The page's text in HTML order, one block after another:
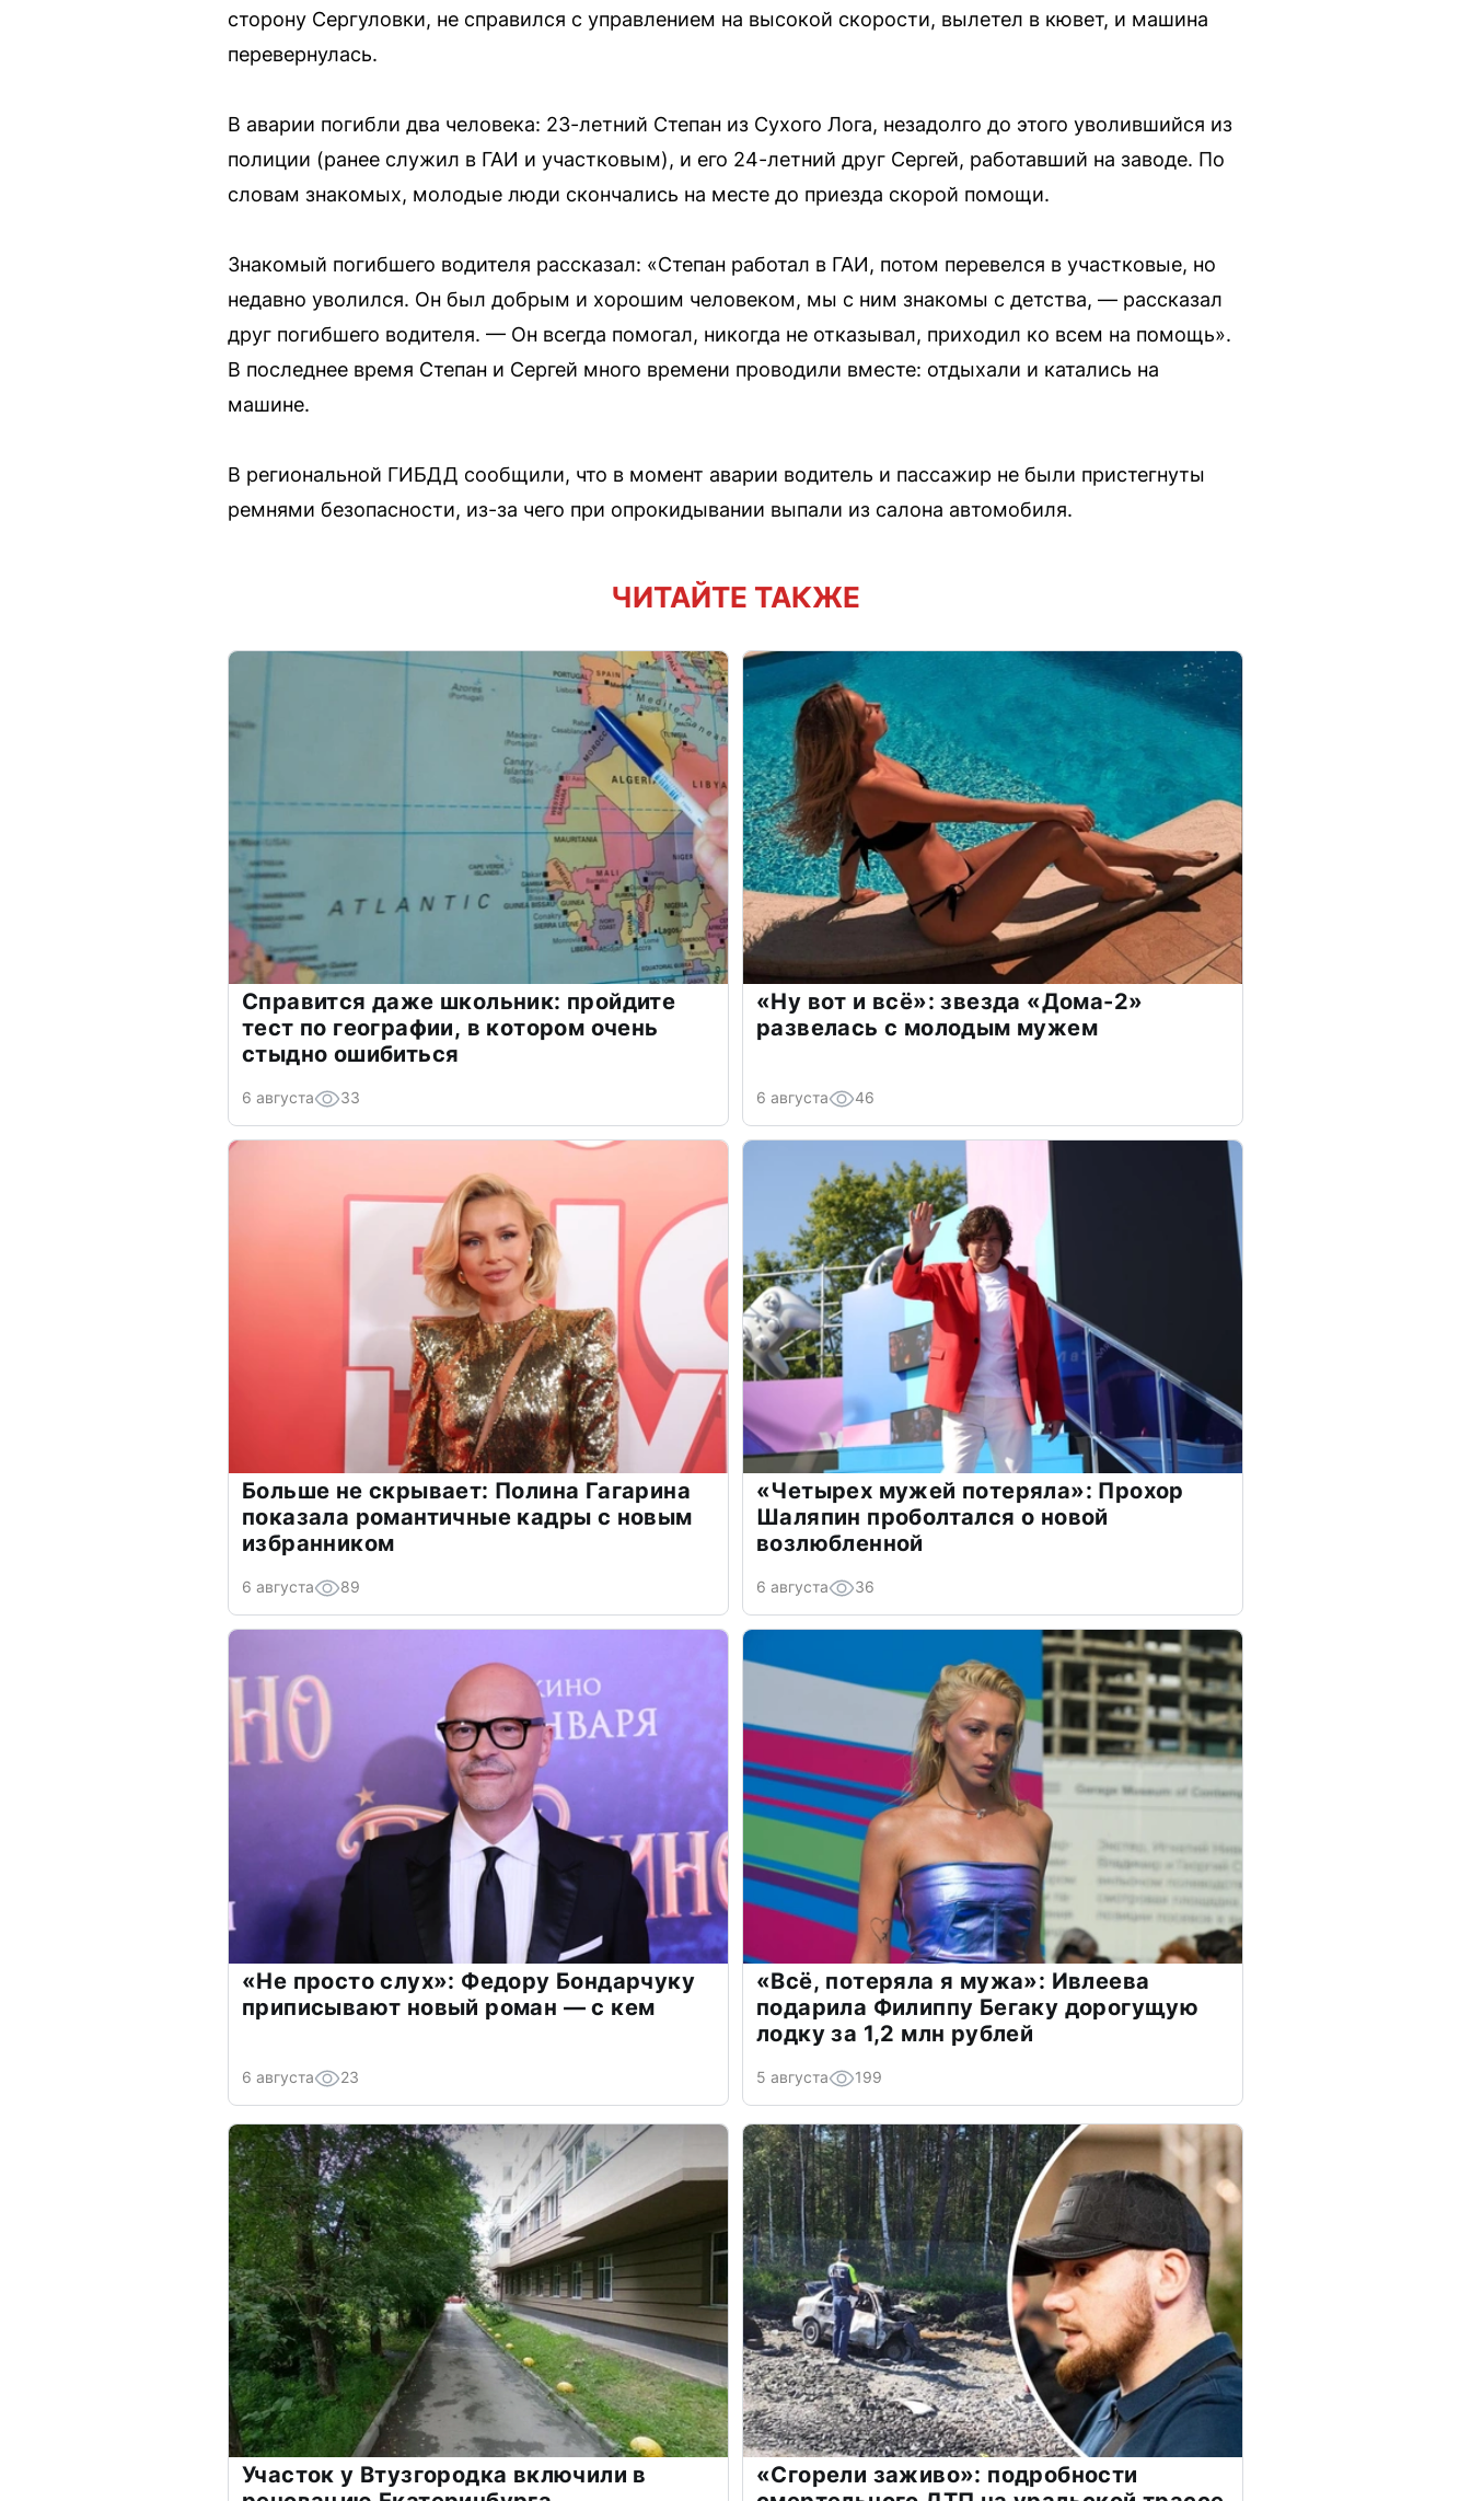
сторону Сергуловки, не справился с управлением на высокой скорости, вылетел в кювет, и машина
перевернулась.
В аварии погибли два человека: 23-летний Степан из Сухого Лога, незадолго до этого уволившийся из
полиции (ранее служил в ГАИ и участковым), и его 24-летний друг Сергей, работавший на заводе. По
словам знакомых, молодые люди скончались на месте до приезда скорой помощи.
Знакомый погибшего водителя рассказал: «Степан работал в ГАИ, потом перевелся в участковые, но
недавно уволился. Он был добрым и хорошим человеком, мы с ним знакомы с детства, — рассказал
друг погибшего водителя. — Он всегда помогал, никогда не отказывал, приходил ко всем на помощь».
В последнее время Степан и Сергей много времени проводили вместе: отдыхали и катались на
машине.
В региональной ГИБДД сообщили, что в момент аварии водитель и пассажир не были пристегнуты
ремнями безопасности, из-за чего при опрокидывании выпали из салона автомобиля.
ЧИТАЙТЕ ТАКЖЕ
Справится даже школьник: пройдите
тест по географии, в котором очень
стыдно ошибиться
6 августа 33
«Ну вот и всё»: звезда «Дома-2»
развелась с молодым мужем
6 августа 46
Больше не скрывает: Полина Гагарина
показала романтичные кадры с новым
избранником
6 августа 89
«Четырех мужей потеряла»: Прохор
Шаляпин проболтался о новой
возлюбленной
6 августа 36
«Не просто слух»: Федору Бондарчуку
приписывают новый роман — с кем
6 августа 23
«Всё, потеряла я мужа»: Ивлеева
подарила Филиппу Бегаку дорогущую
лодку за 1,2 млн рублей
5 августа 199
Участок у Втузгородка включили в
«Сгорели заживо»: подробности